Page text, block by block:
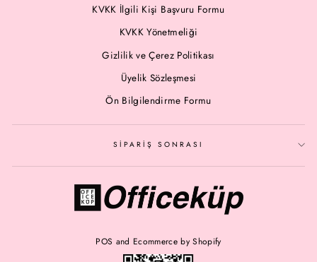
KVKK İlgili Kişi Başvuru Formu
KVKK Yönetmeliği
Gizlilik ve Çerez Politikası
Üyelik Sözleşmesi
Ön Bilgilendirme Formu
SİPARİŞ SONRASI
POS and Ecommerce by Shopify